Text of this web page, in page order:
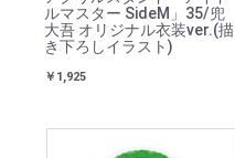
ルマスター SideM」35/兜
大吾 オリジナル衣装ver.(描
き下ろしイラスト)
￥1,925